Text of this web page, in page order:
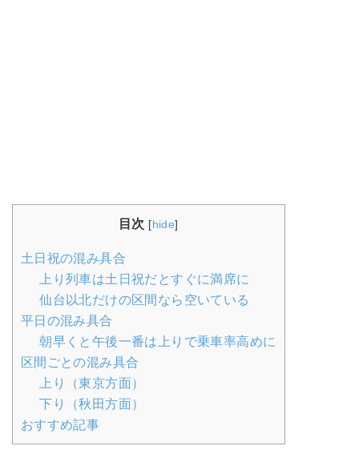
目次 [hide]
土日祝の混み具合
上り列車は土日祝だとすぐに満席に
仙台以北だけの区間なら空いている
平日の混み具合
朝早くと午後一番は上りで乗車率高めに
区間ごとの混み具合
上り（東京方面）
下り（秋田方面）
おすすめ記事